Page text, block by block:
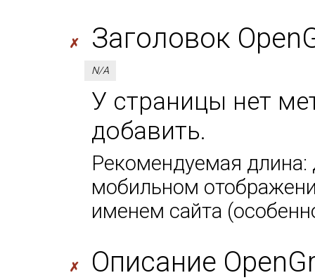
✗ Заголовок
N/A
У страницы нет
добавить.
Рекомендуемая длина:
мобильном
именем сайта
✗ Описание